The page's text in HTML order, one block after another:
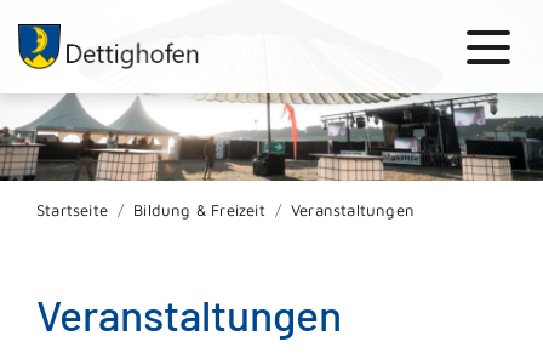
Startseite Bildung & Freizeit Veranstaltungen
Veranstaltungen